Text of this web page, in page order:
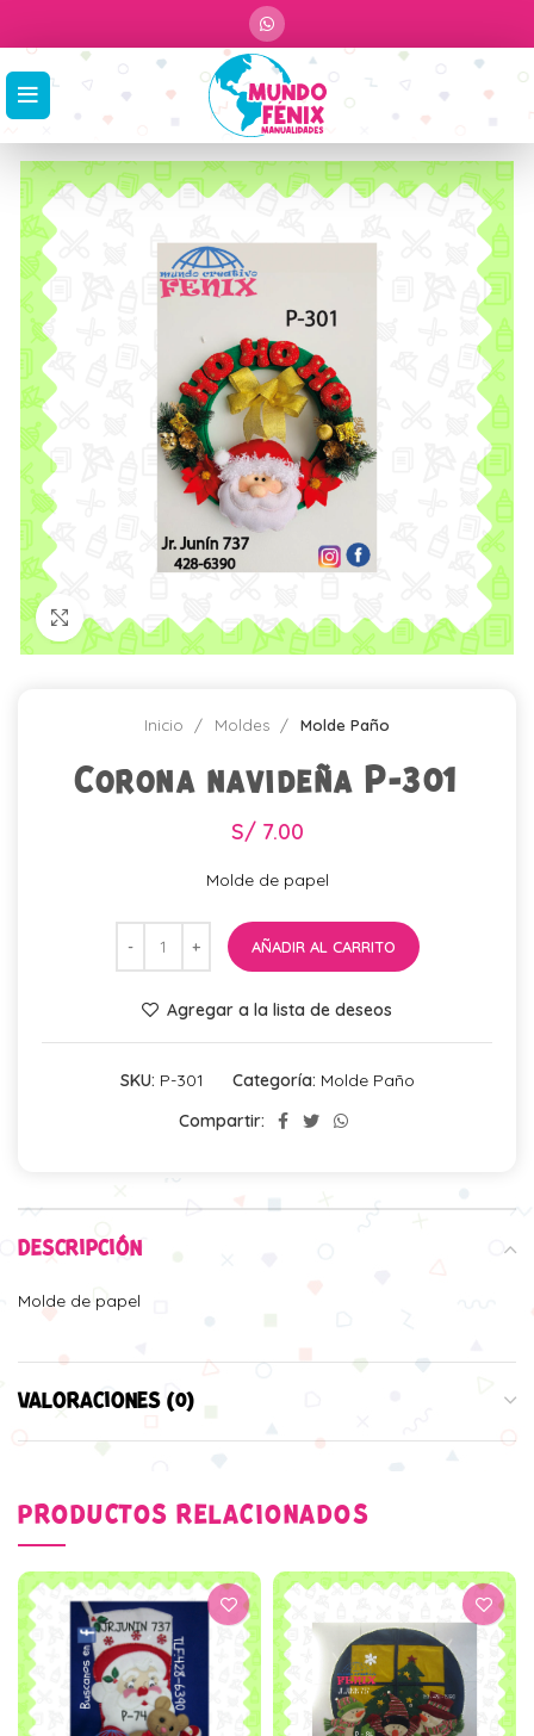
Click para agrandar
Inicio Moldes Molde Paño
Corona navideña P-301
S/7.00
Molde de papel
AÑADIR AL CARRITO
Agregar a la lista de deseos
SKU: P-301 Categoría: Molde Paño
Compartir:
DESCRIPCIÓN
Molde de papel
VALORACIONES (0)
PRODUCTOS RELACIONADOS